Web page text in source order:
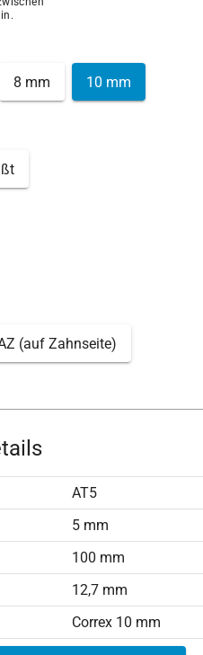
8 mm 10 mm
(auf Zahnseite)
AT5
5 mm
100 mm
12,7 mm
Correx 10 mm